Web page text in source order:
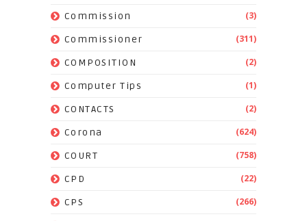
Commission (3)
Commissioner (311)
COMPOSITION (2)
Computer Tips (1)
CONTACTS (2)
Corona (624)
COURT (758)
CPD (22)
CPS (266)